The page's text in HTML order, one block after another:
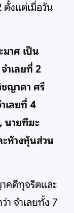
ตั้งแต่เมื่อวัน
มาศ เป็น
ำเลยที่ 2
ญาดา ศรี
เลยที่ 4
นายฑีฆะ
ห้างหุ้นส่วน
คดีทุจริตและ
จำเลยทั้ง 7